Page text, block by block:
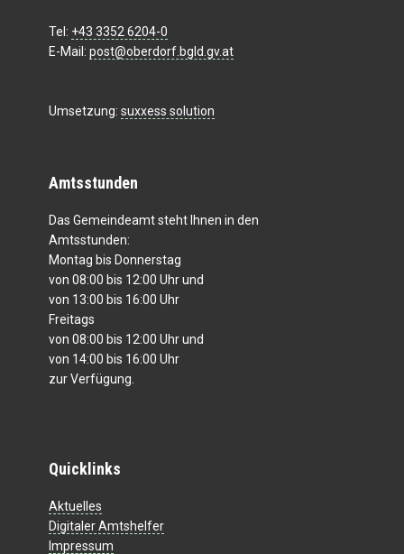
Tel: +43 3352 6204-0
E-Mail: post@oberdorf.bgld.gv.at
Umsetzung: suxxess solution
Amtsstunden
Das Gemeindeamt steht Ihnen in den
Amtsstunden:
Montag bis Donnerstag
von 08:00 bis 12:00 Uhr und
von 13:00 bis 16:00 Uhr
Freitags
von 08:00 bis 12:00 Uhr und
von 14:00 bis 16:00 Uhr
zur Verfügung.
Quicklinks
Aktuelles
Digitaler Amtshelfer
Impressum